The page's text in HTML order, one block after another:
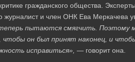
гражданского общества.
и член ОНК Ева Меркачева
пытаются смягчить. Поэтому
чтобы он был принят наконец, и
исправиться», — говорит она.